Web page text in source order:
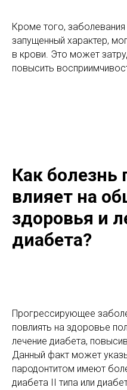
Кроме того,
запущенный характер,
в крови. Это может
повысить
Как болезнь
влияет на
здоровья и
диабета?
Прогрессирующее
повлиять на здоровье
лечение диабета,
Данный факт может
пародонтитом имеют
диабета II типа или